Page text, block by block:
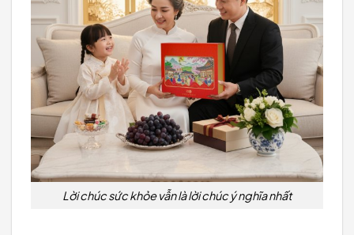
Lời chúc sức khỏe vẫn là lời chúc ý nghĩa nhất